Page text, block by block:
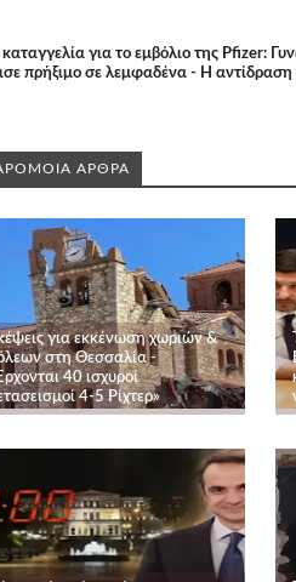
για το εμβόλιο της Pfizer:
πρήξιμο σε λεμφαδένα - Η αντίδραση
ΑΡΘΡΑ
για εκκένωση χωριών &
στη Θεσσαλία -
40 ισχυροί
4-5 Ρίχτερ»